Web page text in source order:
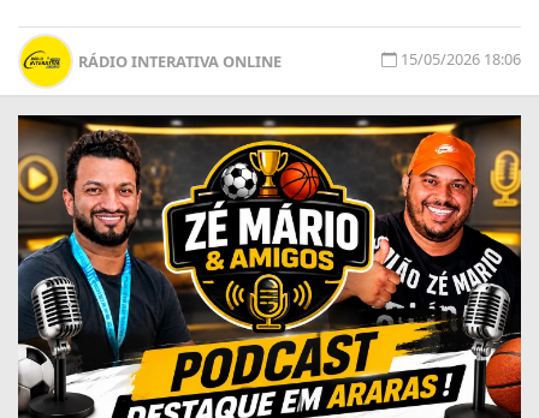
RÁDIO INTERATIVA ONLINE 15/05/2026 18:06